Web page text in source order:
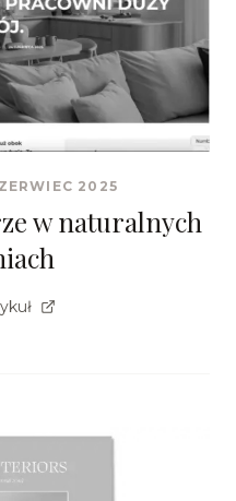
2025
w naturalnych